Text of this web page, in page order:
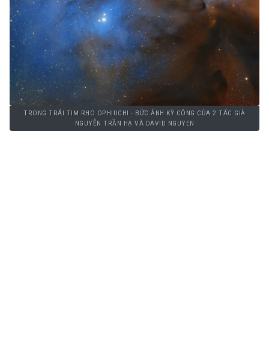
TRONG TRÁI TIM RHO OPHIUCHI - BỨC ẢNH KỲ CÔNG CỦA 2 TÁC GIẢ
NGUYỄN TRẦN HẠ VÀ DAVID NGUYEN